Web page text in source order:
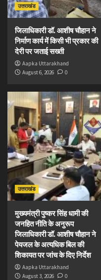
उत्तराखंड
जिलाधिकारी डॉ. आशीष चौहान ने
निर्माण कार्य में किसी भी प्रकार की
देरी पर जताई सख्ती
Aapka Uttarakhand
August 6, 2026
0
उत्तराखंड
मुख्यमंत्री पुष्कर सिंह धामी की
जनहित नीति के अनुरूप
जिलाधिकारी डॉ. आशीष चौहान ने
पेयजल के अत्यधिक बिल की
शिकायत पर जांच के दिए निर्देश
Aapka Uttarakhand
August 3, 2026
0